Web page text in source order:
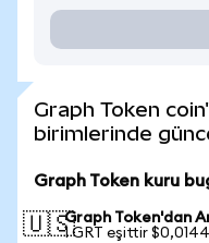
Graph Token
birimlerinde
Graph Token kuru
🇺🇸Graph Token'dan
1 GRT eşittir $0,0144